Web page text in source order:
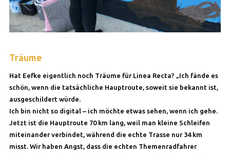
Träume
Hat Eefke eigentlich noch Träume für Linea Recta? „Ich fände es
schön, wenn die tatsächliche Hauptroute, soweit sie bekannt ist,
ausgeschildert würde.
Ich bin nicht so digital – ich möchte etwas sehen, wenn ich gehe.
Jetzt ist die Hauptroute 70 km lang, weil man kleine Schleifen
miteinander verbindet, während die echte Trasse nur 34 km
misst. Wir haben Angst, dass die echten Themenradfahrer